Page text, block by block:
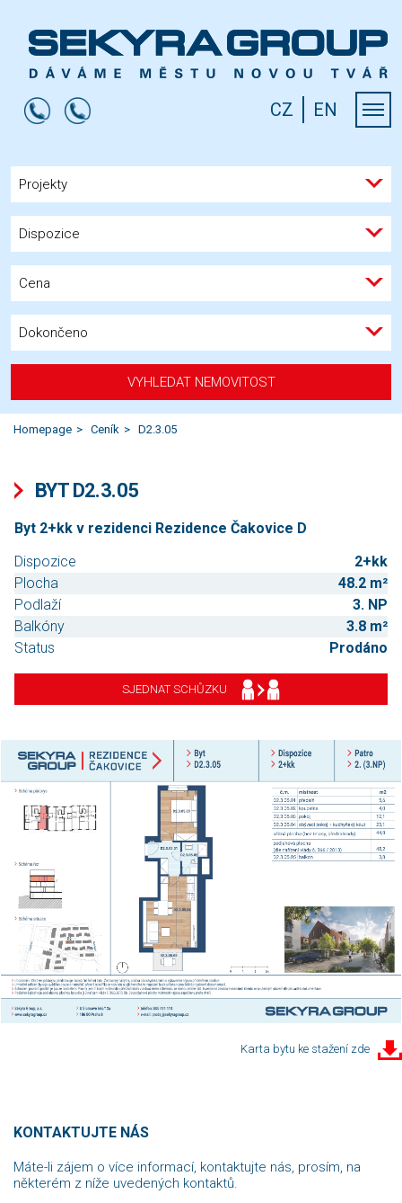
CZ EN
Projekty
Dispozice
Cena
Dokončeno
VYHLEDAT NEMOVITOST
Homepage Ceník D2.3.05
BYT D2.3.05
Byt 2+kk v rezidenci Rezidence Čakovice D
Dispozice
2+kk
Plocha
48.2 m²
Podlaží
3. NP
Balkóny
3.8 m²
Status
Prodáno
SJEDNAT SCHŮZKU
Karta bytu ke stažení zde
KONTAKTUJTE NÁS
Máte-li zájem o více informací, kontaktujte nás, prosím, na
některém z níže uvedených kontaktů.